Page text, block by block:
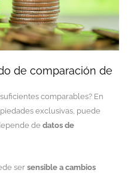
de comparación de
comparables? En
exclusivas, puede
dedatos de
ser sensible a cambios